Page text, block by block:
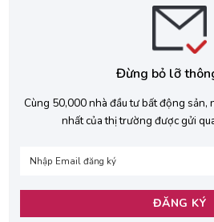
Đừng bỏ lỡ
Cùng 50,000 nhà đầu tư bất động
nhất của thị trường được gửi